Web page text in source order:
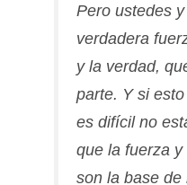
Pero ustedes
verdadera
y la verdad,
parte. Y si
es difícil no
que la fuerza
son la base de